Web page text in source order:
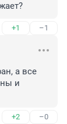
+1 –1
а все
и
+2 –0